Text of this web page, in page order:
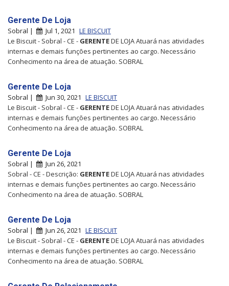
Gerente De Loja
Sobral | Jul 1, 2021 LE BISCUIT
Le Biscuit - Sobral - CE - GERENTEDE LOJA Atuará nas atividades
internas e demais funções pertinentes ao cargo. Necessário
Conhecimento na área de atuação. SOBRAL
Gerente De Loja
Sobral | Jun 30, 2021 LE BISCUIT
Le Biscuit - Sobral - CE - GERENTEDE LOJA Atuará nas atividades
internas e demais funções pertinentes ao cargo. Necessário
Conhecimento na área de atuação. SOBRAL
Gerente De Loja
Sobral |
Jun 26, 2021
Sobral - CE - Descrição: GERENTEDE LOJA Atuará nas atividades
internas e demais funções pertinentes ao cargo. Necessário
Conhecimento na área de atuação. SOBRAL
Gerente De Loja
Sobral | Jun 26, 2021 LE BISCUIT
Le Biscuit - Sobral - CE - GERENTEDE LOJA Atuará nas atividades
internas e demais funções pertinentes ao cargo. Necessário
Conhecimento na área de atuação. SOBRAL